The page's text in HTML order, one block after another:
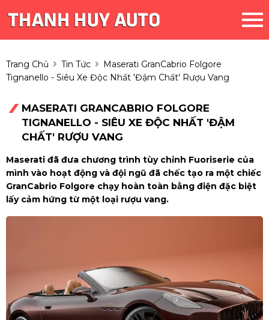
Trang Chủ Tin Tức
Maserati GranCabrio Folgore
Tignanello - Siêu Xe Độc Nhất 'đậm Chất' Rượu Vang
MASERATI GRANCABRIO FOLGORE
TIGNANELLO - SIÊU XE ĐỘC NHẤT 'ĐẬM
CHẤT' RƯỢU VANG
Maserati đã đưa chương trình tùy chỉnh Fuoriserie của
mình vào hoạt động và đội ngũ đã chếc tạo ra một chiếc
GranCabrio Folgore chạy hoàn toàn bằng điện đặc biệt
lấy cảm hứng từ một loại rượu vang.